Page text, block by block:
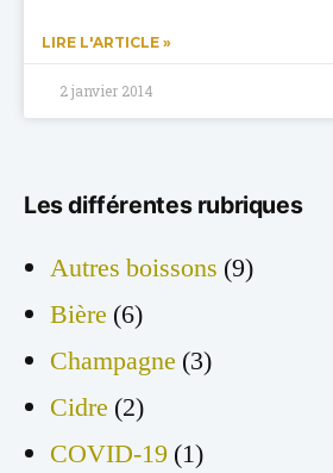
LIRE L'ARTICLE »
2 janvier 2014
Les différentes rubriques
Autres boissons (9)
Bière (6)
Champagne (3)
Cidre (2)
COVID-19 (1)